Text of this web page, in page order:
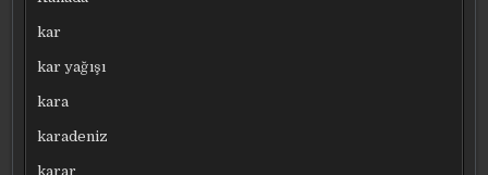
kar
kar yağışı
kara
karadeniz
karar